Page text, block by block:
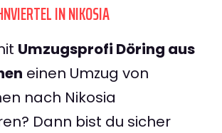
IN NIKOSIA
Umzugsprofi Döring aus
einen Umzug von
nach Nikosia
Dann bist du sicher